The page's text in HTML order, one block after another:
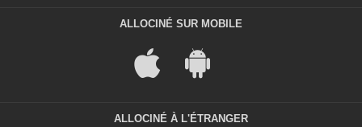
ALLOCINÉ SUR MOBILE
ALLOCINÉ À L'ÉTRANGER